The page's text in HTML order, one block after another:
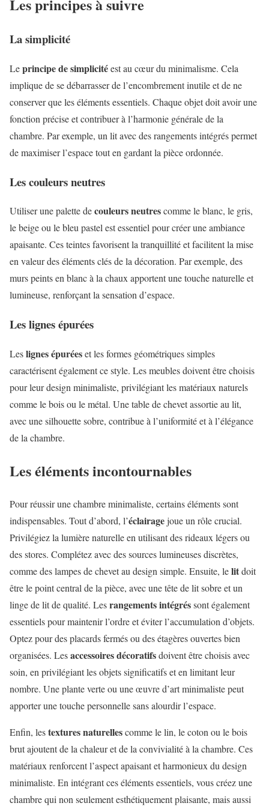
Les principes à suivre
La simplicité
Leprincipe de simplicitéest au cœur du minimalisme. Cela
implique de se débarrasser de l’encombrement inutile et de ne
conserver que les éléments essentiels. Chaque objet doit avoir une
fonction précise et contribuer à l’harmonie générale de la
chambre. Par exemple, un lit avec des rangements intégrés permet
de maximiser l’espace tout en gardant la pièce ordonnée.
Les couleurs neutres
Utiliser une palette decouleurs neutrescomme le blanc, le gris,
le beige ou le bleu pastel est essentiel pour créer une ambiance
apaisante. Ces teintes favorisent la tranquillité et facilitent la mise
en valeur des éléments clés de la décoration. Par exemple, des
murs peints en blanc à la chaux apportent une touche naturelle et
lumineuse, renforçant la sensation d’espace.
Les lignes épurées
Leslignes épuréeset les formes géométriques simples
caractérisent également ce style. Les meubles doivent être choisis
pour leur design minimaliste, privilégiant les matériaux naturels
comme le bois ou le métal. Une table de chevet assortie au lit,
avec une silhouette sobre, contribue à l’uniformité et à l’élégance
de la chambre.
Les éléments incontournables
Pour réussir une chambre minimaliste, certains éléments sont
indispensables. Tout d’abord, l’éclairagejoue un rôle crucial.
Privilégiez la lumière naturelle en utilisant des rideaux légers ou
des stores. Complétez avec des sources lumineuses discrètes,
comme des lampes de chevet au design simple. Ensuite, lelitdoit
être le point central de la pièce, avec une tête de lit sobre et un
linge de lit de qualité. Lesrangements intégréssont également
essentiels pour maintenir l’ordre et éviter l’accumulation d’objets.
Optez pour des placards fermés ou des étagères ouvertes bien
organisées. Lesaccessoires décoratifsdoivent être choisis avec
soin, en privilégiant les objets significatifs et en limitant leur
nombre. Une plante verte ou une œuvre d’art minimaliste peut
apporter une touche personnelle sans alourdir l’espace.
Enfin, lestextures naturellescomme le lin, le coton ou le bois
brut ajoutent de la chaleur et de la convivialité à la chambre. Ces
matériaux renforcent l’aspect apaisant et harmonieux du design
minimaliste. En intégrant ces éléments essentiels, vous créez une
chambre qui non seulement esthétiquement plaisante, mais aussi